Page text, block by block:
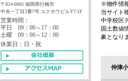
※物件情
当サイト
中学校区
国土数値
象となり
仲津
〒824-0005 福岡県行橋市
中央一丁目2番7号 ユクホウビルY7-1F
営業時間：
平日 09：00～17：00
土曜 09：00～12：00
休業日：日・祝